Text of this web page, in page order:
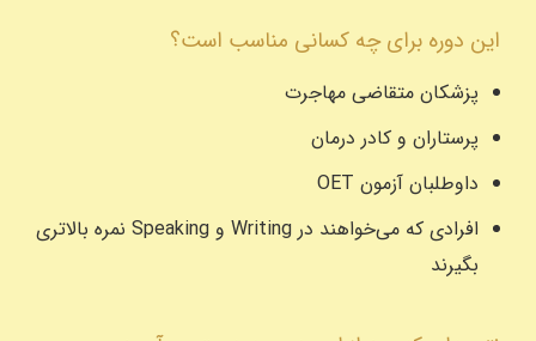
این دوره برای چه کسانی مناسب است؟
پزشکان متقاضی مهاجرت
پرستاران و کادر درمان
داوطلبان آزمون OET
افرادی که می‌خواهند در Writing و Speaking نمره بالاتری
بگیرند